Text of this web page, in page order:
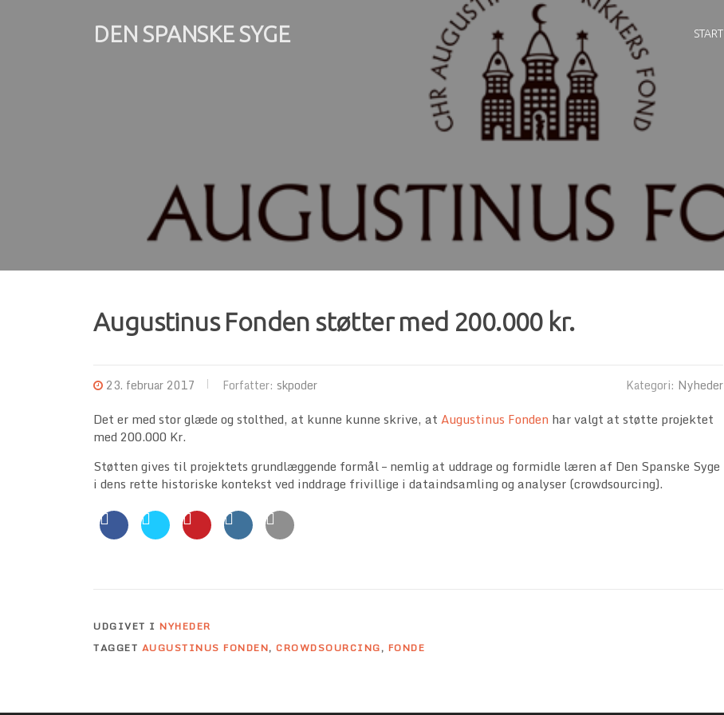
DEN SPANSKE SYGE START
Augustinus Fonden støtter med 200.000 kr.
23. februar 2017 Forfatter: skpoder Kategori: Nyheder
Det er med stor glæde og stolthed, at kunne kunne skrive, at Augustinus Fonden har valgt at støtte projektet
med 200.000 Kr.
Støtten gives til projektets grundlæggende formål – nemlig at uddrage og formidle læren af Den Spanske Syge
i dens rette historiske kontekst ved inddrage frivillige i dataindsamling og analyser (crowdsourcing).
UDGIVET I NYHEDER
TAGGET AUGUSTINUS FONDEN, CROWDSOURCING, FONDE